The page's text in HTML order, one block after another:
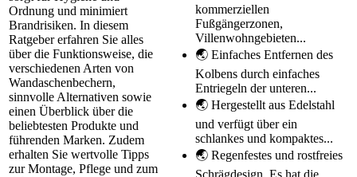
Ordnung und minimiert
Brandrisiken. In diesem
Ratgeber erfahren Sie alles
über die Funktionsweise, die
verschiedenen Arten von
Wandaschenbechern,
sinnvolle Alternativen sowie
einen Überblick über die
beliebtesten Produkte und
führenden Marken. Zudem
erhalten Sie wertvolle Tipps
zur Montage, Pflege und zum
kommerziellen
Fußgängerzonen,
Villenwohngebieten...
🌏 Einfaches Entfernen des
Kolbens durch einfaches
Entriegeln der unteren...
🌏 Hergestellt aus Edelstahl
und verfügt über ein
schlankes und kompaktes...
🌏 Regenfestes und rostfreies
Schrägdesign. Es hat die